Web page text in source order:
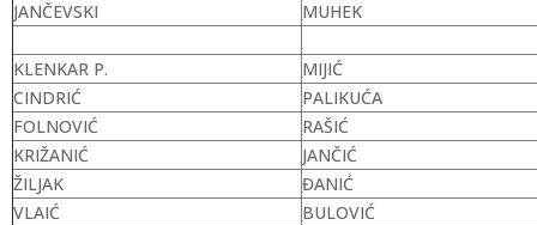
JANČEVSKI
MUHEK
KLENKAR P.
MIJIĆ
CINDRIĆ
PALIKUĆA
FOLNOVIĆ
RAŠIĆ
KRIŽANIĆ
JANČIĆ
ŽILJAK
ĐANIĆ
VLAIĆ
BULOVIĆ